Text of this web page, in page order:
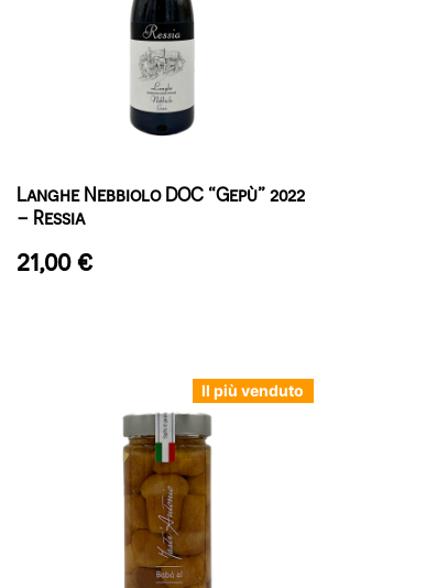
Langhe Nebbiolo DOC “Gepù” 2022
– Ressia
21,00€
Il più venduto